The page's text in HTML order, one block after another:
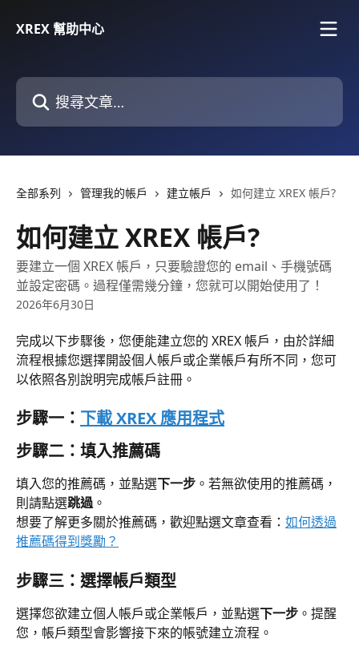
XREX 幫助中心
搜尋文章…
全部系列 管理我的帳戶 建立帳戶 如何建立 XREX 帳戶?
如何建立 XREX 帳戶?
要建立一個 XREX 帳戶，只要驗證您的 email、手機號碼
並設定密碼。過程僅需幾分鐘，您就可以開始使用了！
2026年6月30日
完成以下步驟後，您便能建立您的 XREX 帳戶，由於詳細
流程根據您選擇開設個人帳戶或企業帳戶有所不同，您可
以依照各別說明完成帳戶註冊。
步驟一： 下載 XREX 應用程式
步驟二：填入推薦碼
填入您的推薦碼，並點選下一步 。若無欲使用的推薦碼，
則請點選跳過。
想要了解更多關於推薦碼，歡迎點選文章查看： 如何透過
推薦碼得到獎勵？
步驟三：選擇帳戶類型
選擇您欲建立個人帳戶或企業帳戶，並點選下一步 。提醒
您，帳戶類型會影響接下來的帳號建立流程。